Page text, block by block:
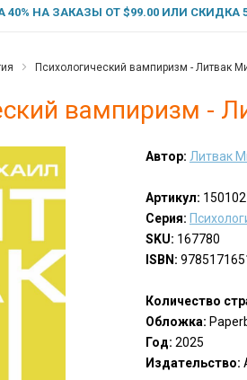
НА ЗАКАЗЫ ОТ $99.00 ИЛИ СКИДКА
Психологический вампиризм - Литвак
вампиризм -
Автор: Литвак
Артикул:
Серия:
SKU: 167780
ISBN:
Количество
Обложка:
Год: 2025
Издательство: